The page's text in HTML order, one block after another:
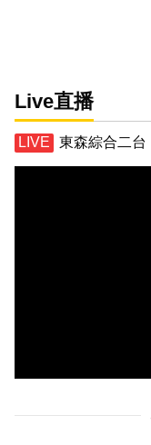
Live直播
東森綜合二台